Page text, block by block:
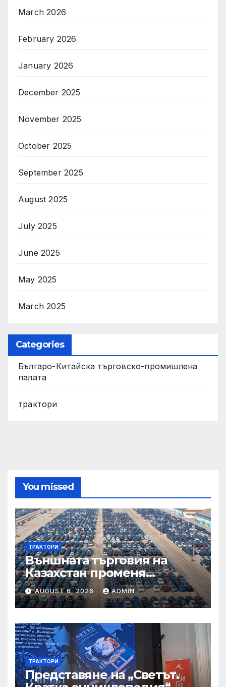
March 2026
February 2026
January 2026
December 2025
November 2025
October 2025
September 2025
August 2025
July 2025
June 2025
May 2025
March 2025
Categories
Българо-Китайска търговско-промишлена
палата
трактори
You missed
ТРАКТОРИ
Външната търговия на
Казахстан променя
структурата си – шест
тенденции
AUGUST 6, 2026 ADMIN
ТРАКТОРИ
Представяне на „Светът.